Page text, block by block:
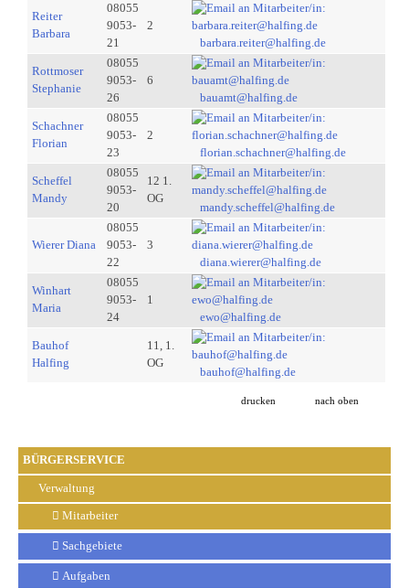
BÜRGERSERVICE
Verwaltung
Mitarbeiter
Sachgebiete
Aufgaben
Reiter
Barbara
08055
9053-
21
2
barbara.reiter@halfing.de
Rottmoser
Stephanie
08055
9053-
26
6
bauamt@halfing.de
Schachner
Florian
08055
9053-
23
2
florian.schachner@halfing.de
Scheffel
Mandy
08055
9053-
20
12 1.
OG
mandy.scheffel@halfing.de
Wierer Diana
08055
9053-
22
3
diana.wierer@halfing.de
Winhart
Maria
08055
9053-
24
1
ewo@halfing.de
Bauhof
Halfing
11, 1.
OG
bauhof@halfing.de
drucken nach oben